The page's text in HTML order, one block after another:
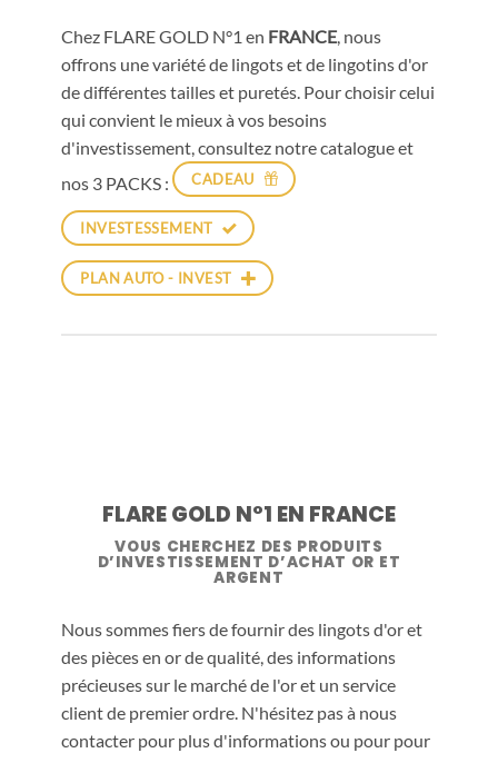
Chez FLARE GOLD N°1 en FRANCE , nous
offrons une variété de lingots et de lingotins d'or
de différentes tailles et puretés. Pour choisir celui
qui convient le mieux à vos besoins
d'investissement, consultez notre catalogue et
nos 3 PACKS :
CADEAU
INVESTESSEMENT
PLAN AUTO - INVEST
FLARE GOLD N°1 EN FRANCE
VOUS CHERCHEZ DES PRODUITS
D’INVESTISSEMENT D’ACHAT OR ET
ARGENT
Nous sommes fiers de fournir des lingots d'or et
des pièces en or de qualité, des informations
précieuses sur le marché de l'or et un service
client de premier ordre. N'hésitez pas à nous
contacter pour plus d'informations ou pour pour